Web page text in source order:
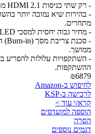
- רק שתי כניסות HDMI 2.1 מתוך ארבע כניסות קיימות.
מתחרים.
- מחיר גבוה יחסית למסכי OLED אחרים בקטגוריה.
ממושך.
- השתקפויות עלולות להפריע
ההשתקפות.
₪6879
לחיפוש ב-Amazon
לרכישה ב-KSP
קרא/י עוד >
הוספה למועדפים
הסרה
דגמים נוספים